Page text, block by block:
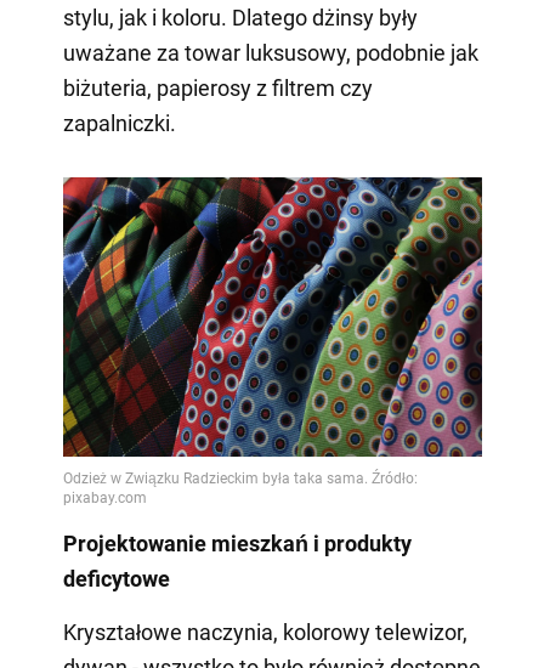
stylu, jak i koloru. Dlatego dżinsy były
uważane za towar luksusowy, podobnie jak
biżuteria, papierosy z filtrem czy
zapalniczki.
Projektowanie mieszkań i produkty
deficytowe
Kryształowe naczynia, kolorowy telewizor,